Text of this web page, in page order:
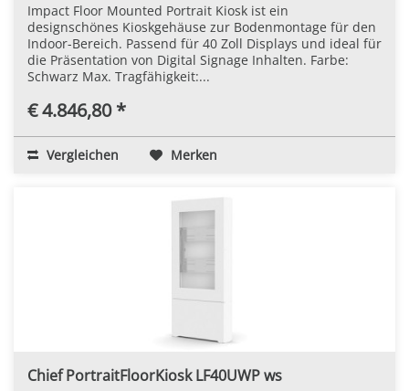
Impact Floor Mounted Portrait Kiosk ist ein
designschönes Kioskgehäuse zur Bodenmontage für den
Indoor-Bereich. Passend für 40 Zoll Displays und ideal für
die Präsentation von Digital Signage Inhalten. Farbe:
Schwarz Max. Tragfähigkeit:...
€ 4.846,80 *
Vergleichen Merken
Chief PortraitFloorKiosk LF40UWP ws